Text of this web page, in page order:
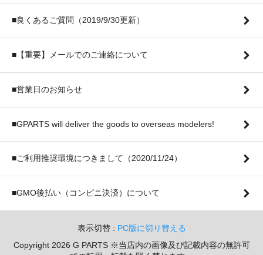
■良くあるご質問（2019/9/30更新）
■【重要】メールでのご連絡について
■営業日のお知らせ
■GPARTS will deliver the goods to overseas modelers!
■ご利用推奨環境につきまして（2020/11/24）
■GMO後払い（コンビニ決済）について
表示切替 : PC版に切り替える
Copyright 2026 G PARTS ※当店内の画像及び記載内容の無許可